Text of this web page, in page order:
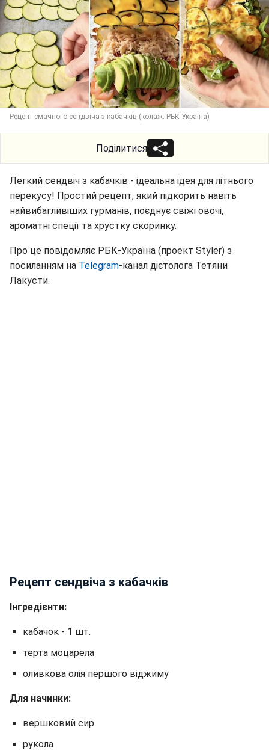
Рецепт смачного сендвіча з кабачків (колаж: РБК-Україна)
Поділитися
Легкий сендвіч з кабачків - ідеальна ідея для літнього
перекусу! Простий рецепт, який підкорить навіть
найвибагливіших гурманів, поєднує свіжі овочі,
ароматні спеції та хрустку скоринку.
Про це повідомляє РБК-Україна (проект Styler) з
посиланням на Telegram-канал дієтолога Тетяни
Лакусти.
Рецепт сендвіча з кабачків
Інгредієнти:
кабачок - 1 шт.
терта моцарела
оливкова олія першого віджиму
Для начинки:
вершковий сир
рукола